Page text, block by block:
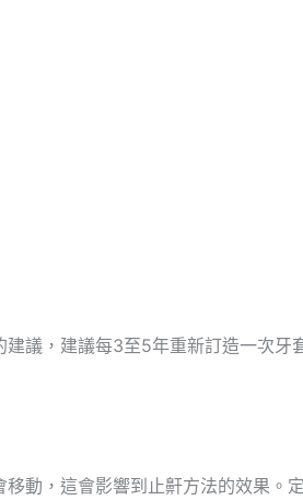
議，建議每3至5年重新訂造一次牙
動，這會影響到止鼾方法的效果。